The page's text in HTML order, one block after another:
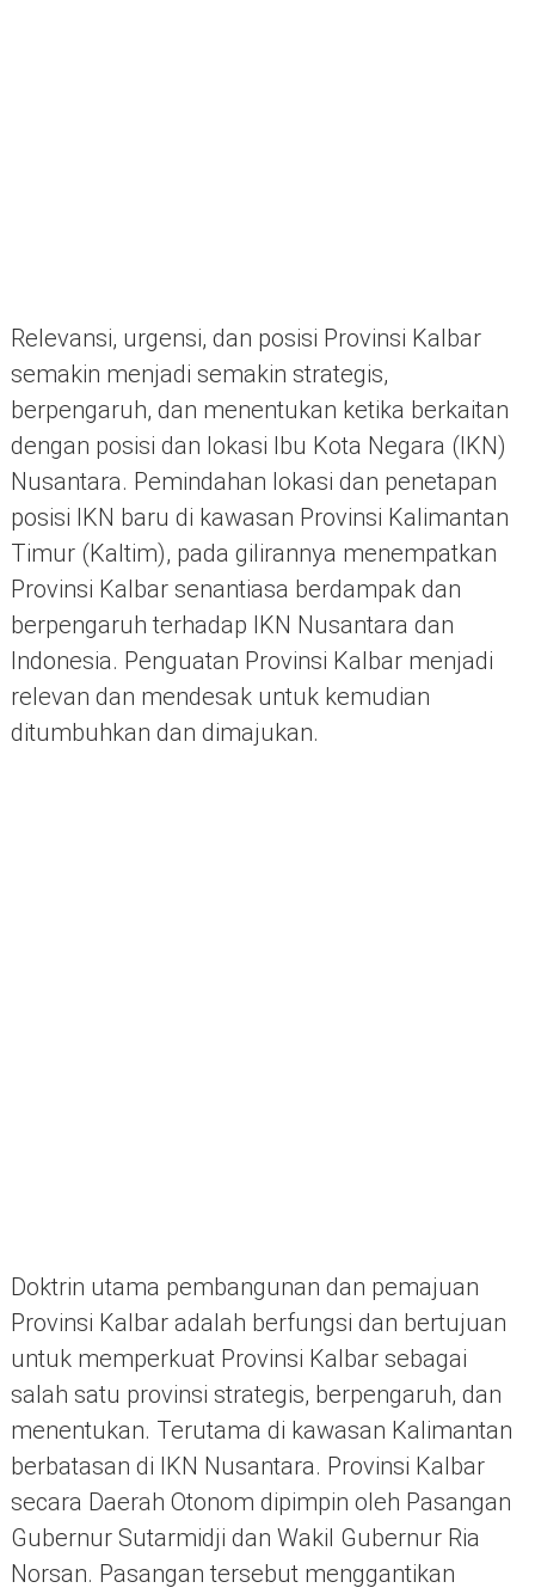
Relevansi, urgensi, dan posisi Provinsi Kalbar
semakin menjadi semakin strategis,
berpengaruh, dan menentukan ketika berkaitan
dengan posisi dan lokasi Ibu Kota Negara (IKN)
Nusantara. Pemindahan lokasi dan penetapan
posisi IKN baru di kawasan Provinsi Kalimantan
Timur (Kaltim), pada gilirannya menempatkan
Provinsi Kalbar senantiasa berdampak dan
berpengaruh terhadap IKN Nusantara dan
Indonesia. Penguatan Provinsi Kalbar menjadi
relevan dan mendesak untuk kemudian
ditumbuhkan dan dimajukan.
Doktrin utama pembangunan dan pemajuan
Provinsi Kalbar adalah berfungsi dan bertujuan
untuk memperkuat Provinsi Kalbar sebagai
salah satu provinsi strategis, berpengaruh, dan
menentukan. Terutama di kawasan Kalimantan
berbatasan di IKN Nusantara. Provinsi Kalbar
secara Daerah Otonom dipimpin oleh Pasangan
Gubernur Sutarmidji dan Wakil Gubernur Ria
Norsan. Pasangan tersebut menggantikan